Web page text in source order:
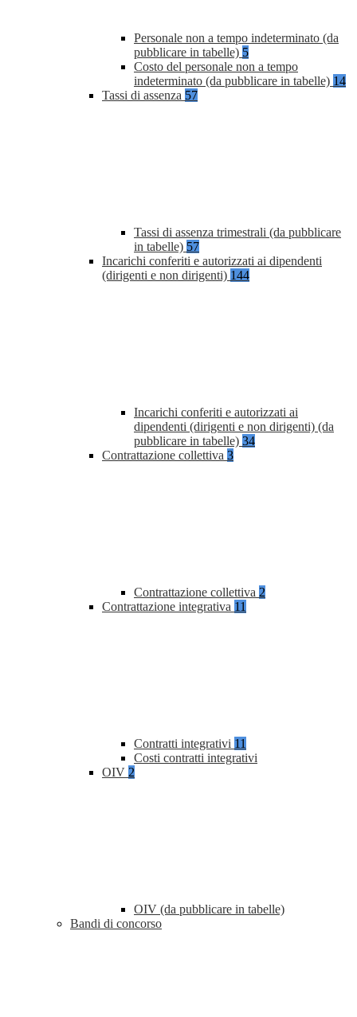
Personale non a tempo indeterminato (da
pubblicare in tabelle) 5
Costo del personale non a tempo
indeterminato (da pubblicare in tabelle) 14
Tassi di assenza 57
Tassi di assenza trimestrali (da pubblicare
in tabelle) 57
Incarichi conferiti e autorizzati ai dipendenti
(dirigenti e non dirigenti) 144
Incarichi conferiti e autorizzati ai
dipendenti (dirigenti e non dirigenti) (da
pubblicare in tabelle) 34
Contrattazione collettiva 3
Contrattazione collettiva 2
Contrattazione integrativa 11
Contratti integrativi 11
Costi contratti integrativi
OIV 2
OIV (da pubblicare in tabelle)
Bandi di concorso